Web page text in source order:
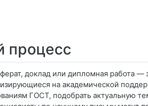
процесс
доклад или дипломная работа
на академической
ГОСТ, подобрать актуальную